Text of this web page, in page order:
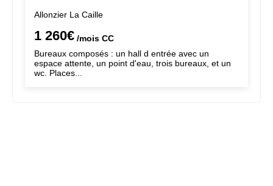
Allonzier La Caille
1 260€ /mois CC
Bureaux composés : un hall d entrée avec un
espace attente, un point d'eau, trois bureaux, et un
wc. Places...